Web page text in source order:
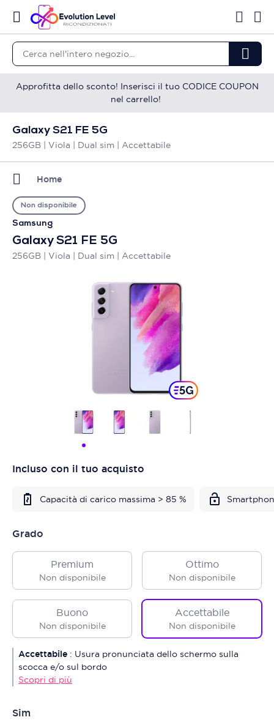
Approfitta dello sconto! Inserisci il tuo CODICE COUPON
nel carrello!
Galaxy S21 FE 5G
256GB | Viola | Dual sim | Accettabile
Home
Samsung
Galaxy S21 FE 5G
256GB | Viola | Dual sim | Accettabile
Non disponibile
Incluso con il tuo acquisto
Capacità di carico massima > 85 %
Grado
Premium
Non disponibile
Ottimo
Non disponibile
Buono
Non disponibile
Accettabile
Non disponibile
Accettabile : Usura pronunciata dello schermo sulla
scocca e/o sul bordo
Scopri di più
Sim